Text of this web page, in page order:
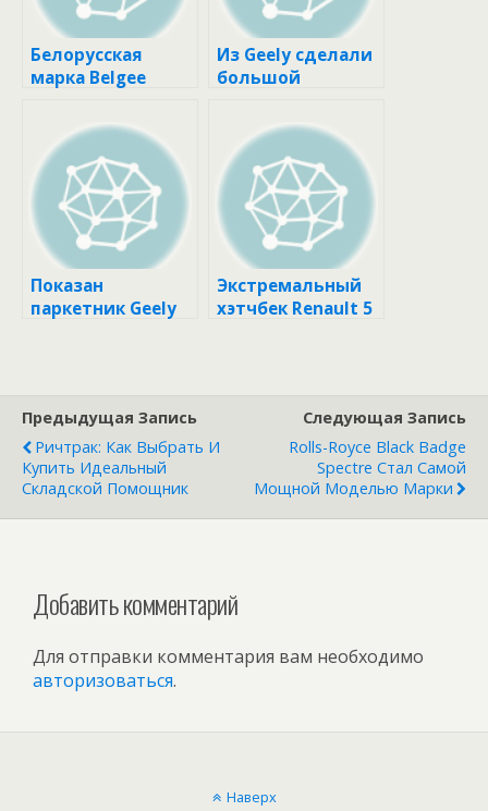
Белорусская
марка Belgee
Из Geely сделали
большой
Показан
паркетник Geely
Экстремальный
хэтчбек Renault 5
Предыдущая Запись
Ричтрак: Как Выбрать И
Купить Идеальный
Складской Помощник
Следующая Запись
Rolls-Royce Black Badge
Spectre Стал Самой
Мощной Моделью Марки
Добавить комментарий
Для отправки комментария вам необходимо
авторизоваться.
Наверх